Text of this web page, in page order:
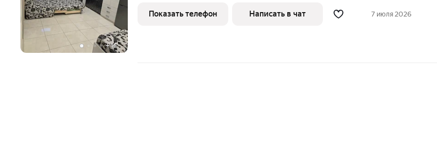
+16
есть всё для комфортного проживания как дома. Холодильник,
плита,
Показать телефон Написать в чат 7 июля 2026